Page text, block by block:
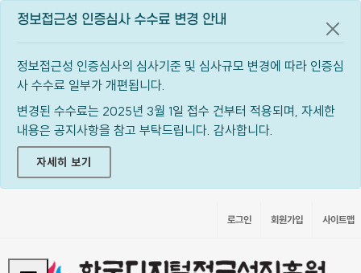
정보접근성 인증심사 수수료 변경 안내
정보접근성 인증심사의 심사기준 및 심사규모 변경에 따라 인증심
사 수수료 일부가 개편됩니다.
변경된 수수료는 2025년 3월 1일 접수 건부터 적용되며, 자세한
내용은 공지사항을 참고 부탁드립니다. 감사합니다.
자세히 보기
공지
로그인 회원가입 사이트맵